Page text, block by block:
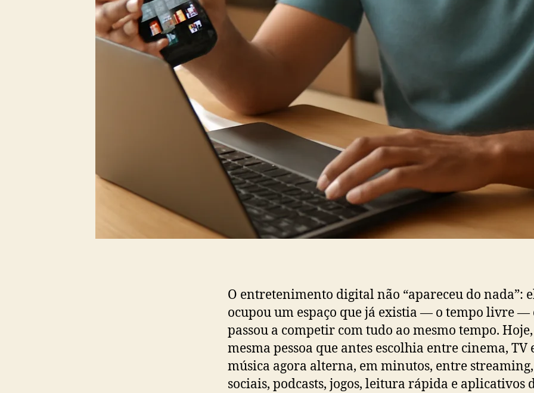
O entretenimento digital não “apareceu do nada”:
ocupou um espaço que já existia — o tempo livre —
passou a competir com tudo ao mesmo tempo.
mesma pessoa que antes escolhia entre cinema, TV
música agora alterna, em minutos, entre
sociais, podcasts, jogos, leitura rápida e aplicativos